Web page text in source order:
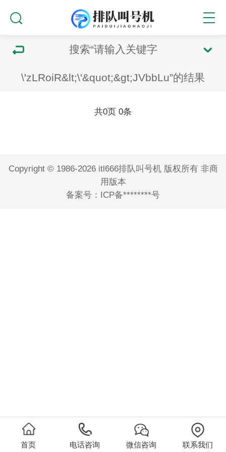
搜索“请输入关键字
\'zLRoiR&lt;\'&quot;&gt;JVbbLu”的结果
共0页 0条
Copyright © 1986-2026 itl666排队叫号机 版权所有 非商
用版本
备案号： ICP备********号
首页 电话咨询 微信咨询 联系我们